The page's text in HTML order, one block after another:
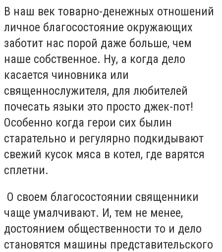
В наш век товарно-денежных отношений
личное благосостояние окружающих
заботит нас порой даже больше, чем
наше собственное. Ну, а когда дело
касается чиновника или
священнослужителя, для любителей
почесать языки это просто джек-пот!
Особенно когда герои сих былин
старательно и регулярно подкидывают
свежий кусок мяса в котел, где варятся
сплетни.
О своем благосостоянии священники
чаще умалчивают. И, тем не менее,
достоянием общественности то и дело
становятся машины представительского